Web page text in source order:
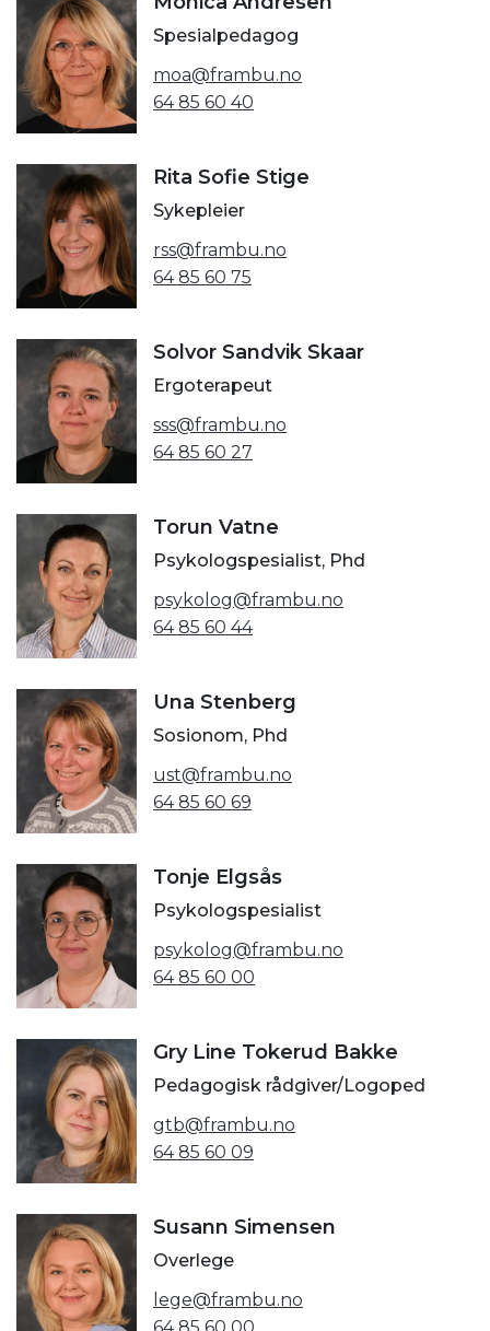
Spesialpedagog
moa@frambu.no
64 85 60 40
Rita Sofie Stige
Sykepleier
rss@frambu.no
64 85 60 75
Solvor Sandvik Skaar
Ergoterapeut
sss@frambu.no
64 85 60 27
Torun Vatne
Psykologspesialist, Phd
psykolog@frambu.no
64 85 60 44
Una Stenberg
Sosionom, Phd
ust@frambu.no
64 85 60 69
Tonje Elgsås
Psykologspesialist
psykolog@frambu.no
64 85 60 00
Gry Line Tokerud Bakke
Pedagogisk rådgiver/Logoped
gtb@frambu.no
64 85 60 09
Susann Simensen
Overlege
lege@frambu.no